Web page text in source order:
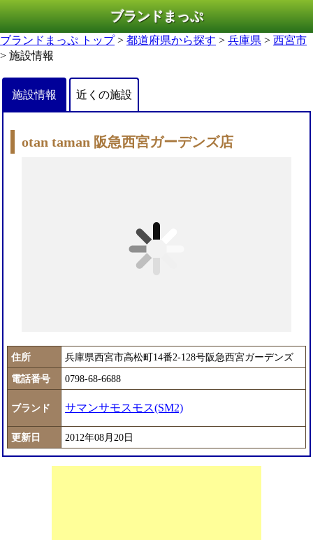
ブランドまっぷ
ブランドまっぷ トップ> 都道府県から探す > 兵庫県 > 西宮市
> 施設情報
施設情報 近くの施設
otan taman 阪急西宮ガーデンズ店
住所
兵庫県西宮市高松町14番2-128号阪急西宮ガーデンズ
電話番号
0798-68-6688
ブランド サマンサモスモス(SM2)
更新日 2012年08月20日